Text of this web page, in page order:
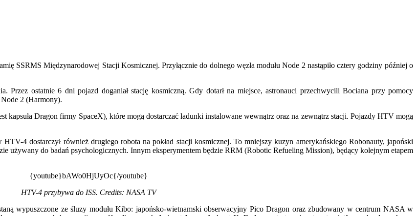
SSRMS Międzynarodowej Stacji Kosmicznej. Przyłącznie do dolnego węzła modułu Node 2 nastąpiło cztery godziny później o
Przez ostatnie 6 dni pojazd doganiał stację kosmiczną. Gdy dotarł na miejsce, astronauci przechwycili Bociana przy pomocy
Node 2 (Harmony).
Dragon firmy SpaceX), które mogą dostarczać ładunki instalowane wewnątrz oraz na zewnątrz stacji. Pojazdy HTV mogą
4 dostarczył również drugiego robota na pokład stacji kosmicznej. To mniejszy kuzyn amerykańskiego Robonauty, japoński
używany do badań psychologicznych. Innym eksperymentem będzie RRM (Robotic Refueling Mission), będący kolejnym etapem
{youtube}bAWo0HjUyOc{/youtube}
HTV-4 przybywa do ISS. Credits: NASA TV
wypuszczone ze śluzy modułu Kibo: japońsko-wietnamski obserwacyjny Pico Dragon oraz zbudowany w centrum NASA w